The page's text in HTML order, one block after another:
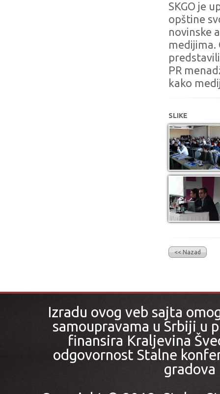
SKGO je
opštine
novinske
medijima.
PR
kako
SLIKE
<< Nazad
Izradu ovog veb sajta
samoupravama u Srbiji u
finansira Kraljevina
odgovornost Stalne
gradova